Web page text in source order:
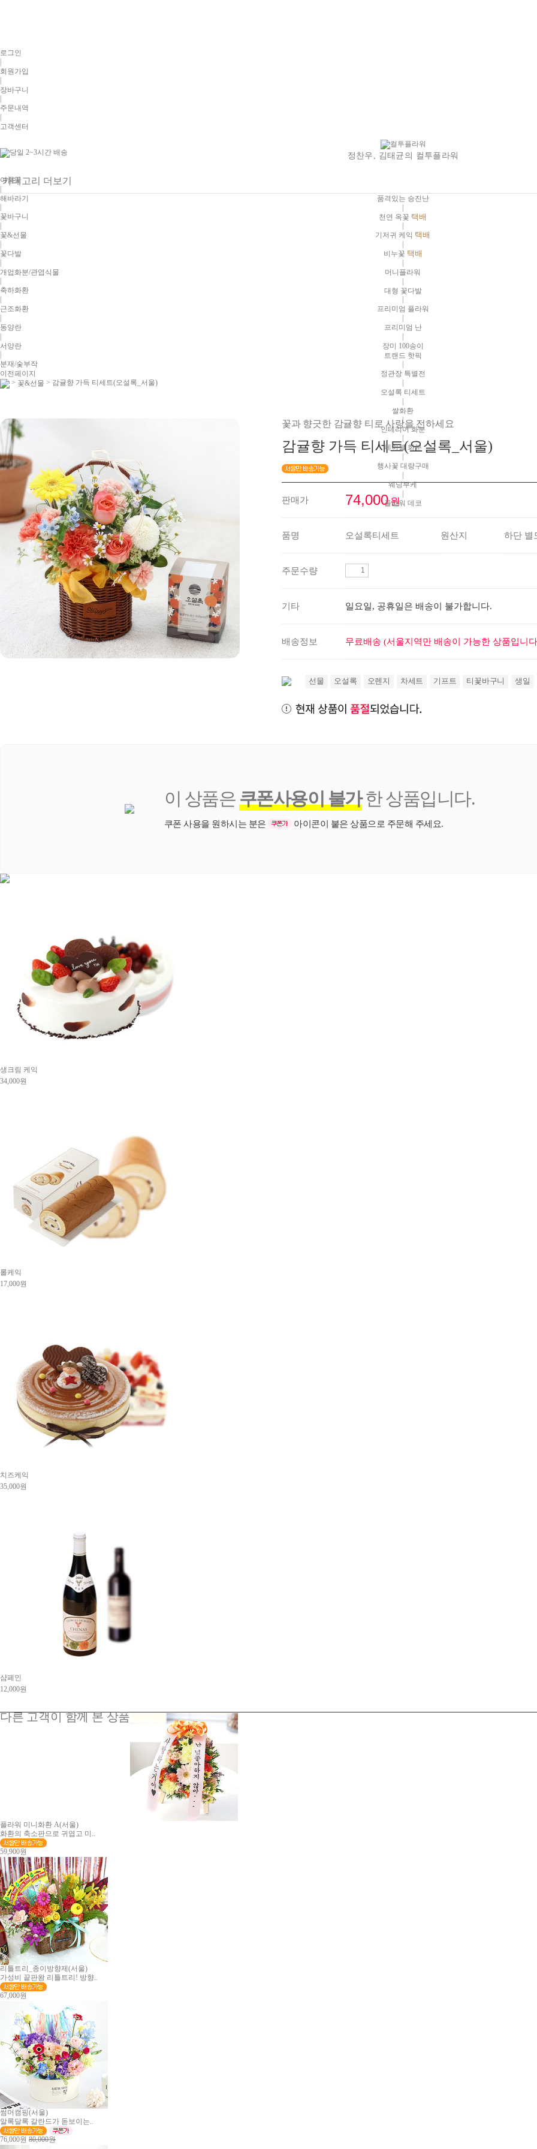
로그인
|
회원가입
|
장바구니
주문내역
고객센터
정찬우, 김태균의 컬투플라워
카테고리 더보기
품격있는 승진난
|
천연 옥꽃 택배
기저귀 케익 택배
비누꽃 택배
|
머니플라워
|
대형 꽃다발
프리미엄 플라워
프리미엄 난
|
장미 100송이
트랜드 핫픽
정관장 특별전
오설록 티세트
|
쌀화환
|
인테리어 화분
테이블 화분
행사꽃 대량구매
|
웨딩부케
|
플라워 데코
여름꽃
|
해바라기
꽃바구니
꽃&선물
|
꽃다발
|
개업화분/관엽식물
축하화환
근조화환
|
동양란
|
서양란
분재/숯부작
이전페이지
> 꽃&선물 > 감귤향 가득 티세트(오설록_서울)
꽃과 향긋한 감귤향 티로 사랑을 전하세요
감귤향 가득 티세트(오설록_서울)
판매가 74,000원
품명 오설록티세트 원산지 하단 별
주문수량
기타 일요일, 공휴일은 배송이 불가합니다.
배송정보 무료배송 (서울지역만 배송이 가능한 상품입니
선물 오설록 오렌지 차세트 기프트 티꽃바구니 생일
이 상품은 쿠폰사용이 불가한 상품입니다.
쿠폰 사용을 원하시는 분은 아이콘이 붙은 상품으로 주문해 주세요.
생크림 케익
34,000원
롤케익
17,000원
치즈케익
35,000원
샴페인
12,000원
다른 고객이 함께 본 상품
플라워 미니화환 A(서울)
화환의 축소판으로 귀엽고 미..
59,900원
리틀트리_종이방향제(서울)
가성비 끝판왕 리틀트리! 방향..
67,000원
썸머캠핑(서울)
알록달록 갈란드가 돋보이는..
76,000원 80,000원